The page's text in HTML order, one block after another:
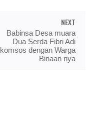
NEXT
Babinsa Desa muara
Dua Serda Fibri Adi
komsos dengan Warga
Binaan nya